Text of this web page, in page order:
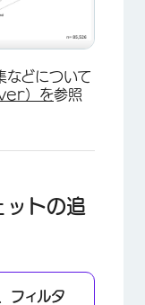
などについて
）を参照
ットの追
フィルタ